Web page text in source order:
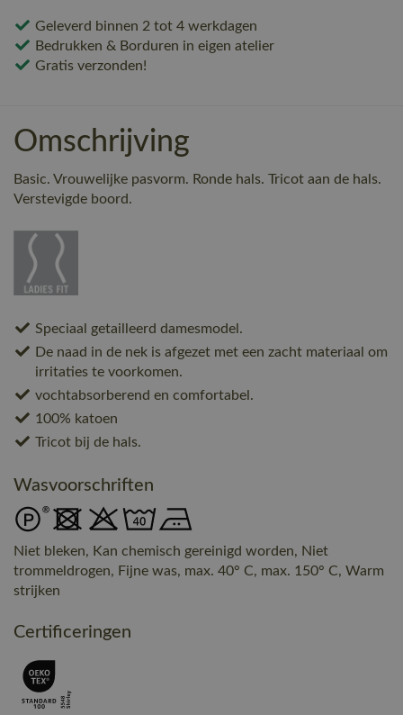
Geleverd binnen 2 tot 4 werkdagen
Bedrukken & Borduren in eigen atelier
Gratis verzonden!
Omschrijving
Basic. Vrouwelijke pasvorm. Ronde hals. Tricot aan de hals.
Verstevigde boord.
Speciaal getailleerd damesmodel.
De naad in de nek is afgezet met een zacht materiaal om
irritaties te voorkomen.
vochtabsorberend en comfortabel.
100% katoen
Tricot bij de hals.
Wasvoorschriften
Niet bleken, Kan chemisch gereinigd worden, Niet
trommeldrogen, Fijne was, max. 40° C, max. 150° C, Warm
strijken
Certificeringen